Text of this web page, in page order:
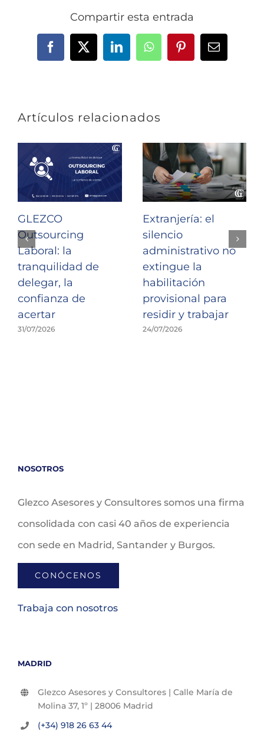
Compartir esta entrada
Facebook
X LinkedInWhatsAppPinterestCorreo
Artículos relacionados
GLEZCO
Outsourcing
Laboral: la
tranquilidad de
delegar, la
confianza de
acertar
31/07/2026
Extranjería: el
silencio
administrativo no
extingue la
habilitación
provisional para
residir y trabajar
24/07/2026
NOSOTROS
Glezco Asesores y Consultores somos una firma
consolidada con casi 40 años de experiencia
con sede en Madrid, Santander y Burgos.
CONÓCENOS
Trabaja con nosotros
MADRID
Glezco Asesores y Consultores | Calle María de
Molina 37, 1º | 28006 Madrid
(+34) 918 26 63 44